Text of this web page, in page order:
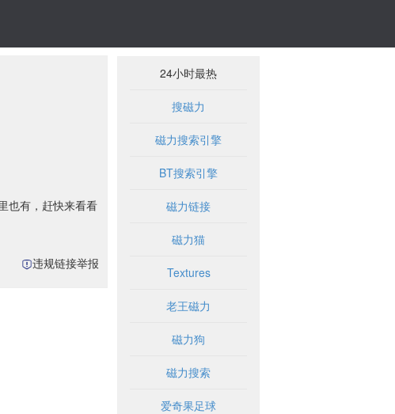
也有，赶快来看看
违规链接举报
24小时最热
搜磁力
磁力搜索引擎
BT搜索引擎
磁力链接
磁力猫
Textures
老王磁力
磁力狗
磁力搜索
爱奇果足球